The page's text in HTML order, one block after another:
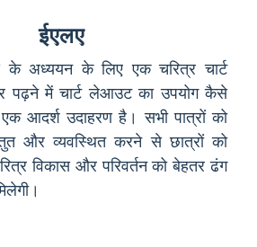
ईएलए
के अध्ययन के लिए एक चरित्र चार्ट
पढ़ने में चार्ट लेआउट का उपयोग कैसे
आदर्श उदाहरण है। सभी पात्रों को
और व्यवस्थित करने से छात्रों को
विकास और परिवर्तन को बेहतर ढंग